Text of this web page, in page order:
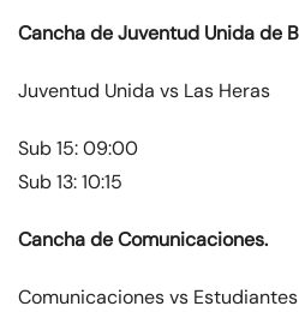
Cancha de Juventud Unida de
Juventud Unida vs Las Heras
Sub 15: 09:00
Sub 13: 10:15
Cancha de Comunicaciones.
Comunicaciones vs Estudiantes